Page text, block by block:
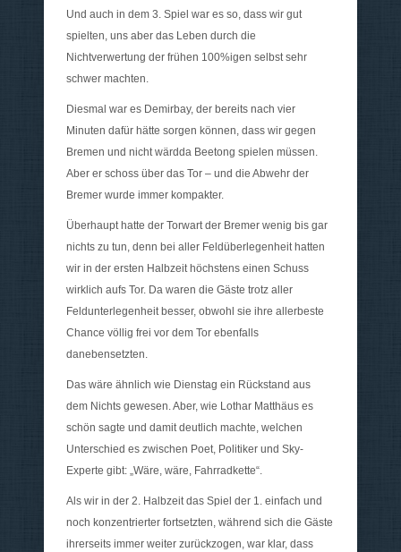
Und auch in dem 3. Spiel war es so, dass wir gut
spielten, uns aber das Leben durch die
Nichtverwertung der frühen 100%igen selbst sehr
schwer machten.
Diesmal war es Demirbay, der bereits nach vier
Minuten dafür hätte sorgen können, dass wir gegen
Bremen und nicht wärdda Beetong spielen müssen.
Aber er schoss über das Tor – und die Abwehr der
Bremer wurde immer kompakter.
Überhaupt hatte der Torwart der Bremer wenig bis gar
nichts zu tun, denn bei aller Feldüberlegenheit hatten
wir in der ersten Halbzeit höchstens einen Schuss
wirklich aufs Tor. Da waren die Gäste trotz aller
Feldunterlegenheit besser, obwohl sie ihre allerbeste
Chance völlig frei vor dem Tor ebenfalls
danebensetzten.
Das wäre ähnlich wie Dienstag ein Rückstand aus
dem Nichts gewesen. Aber, wie Lothar Matthäus es
schön sagte und damit deutlich machte, welchen
Unterschied es zwischen Poet, Politiker und Sky-
Experte gibt: „Wäre, wäre, Fahrradkette“.
Als wir in der 2. Halbzeit das Spiel der 1. einfach und
noch konzentrierter fortsetzten, während sich die Gäste
ihrerseits immer weiter zurückzogen, war klar, dass